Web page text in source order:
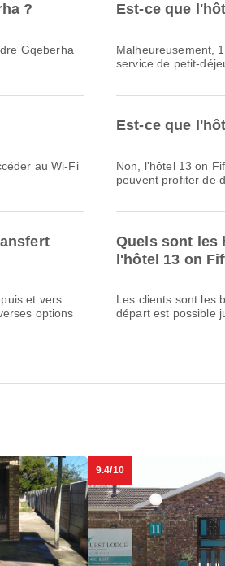
?
Gqeberha
Est-ce que
Malheureusement,
service de petit-
au Wi-Fi
Est-ce que
Non, l'hôtel 13 on
peuvent profiter de
et vers
options
Quels sont les
l'hôtel 13 on
Les clients sont les
départ est possible
9.4/10